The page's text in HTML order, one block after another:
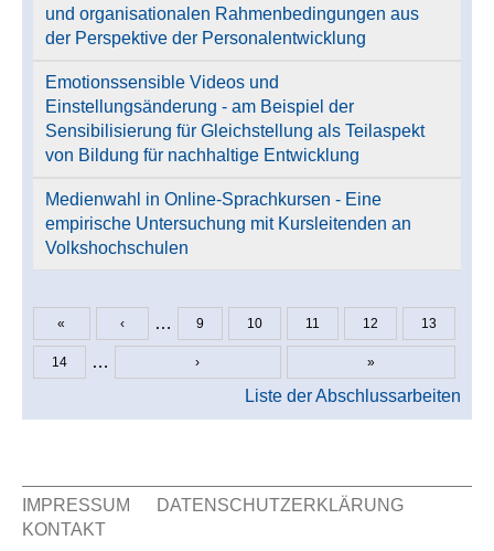
und organisationalen Rahmenbedingungen aus
der Perspektive der Personalentwicklung
Emotionssensible Videos und
Einstellungsänderung - am Beispiel der
Sensibilisierung für Gleichstellung als Teilaspekt
von Bildung für nachhaltige Entwicklung
Medienwahl in Online-Sprachkursen - Eine
empirische Untersuchung mit Kursleitenden an
Volkshochschulen
Seiten
« ‹ … 9 10 11 12 13
14 … › »
Liste der Abschlussarbeiten
IMPRESSUM
DATENSCHUTZERKLÄRUNG
KONTAKT